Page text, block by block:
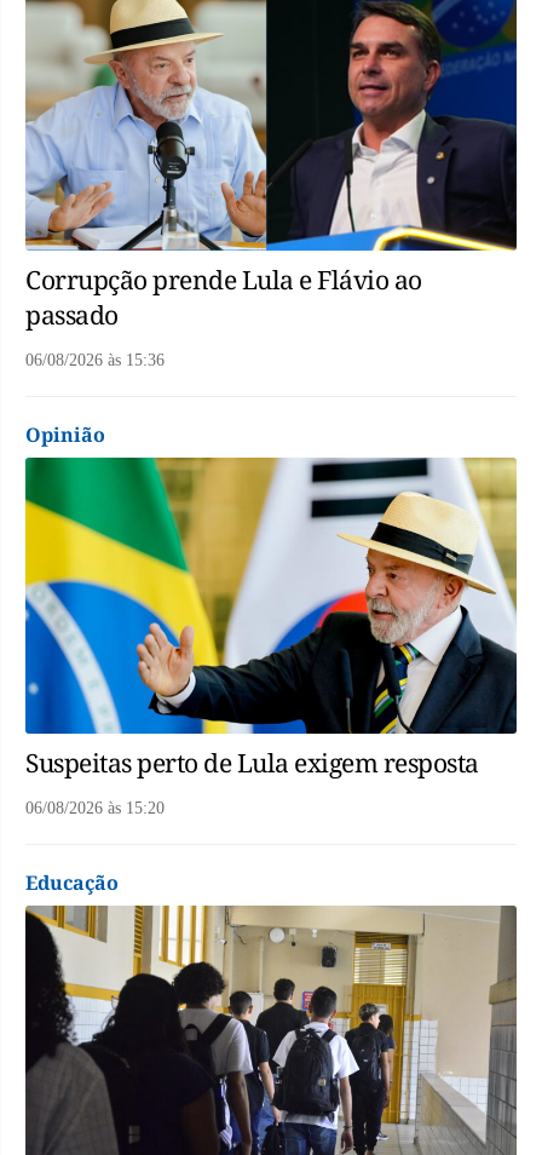
Corrupção prende Lula e Flávio ao
passado
06/08/2026 às 15:36
Opinião
Suspeitas perto de Lula exigem resposta
06/08/2026 às 15:20
Educação